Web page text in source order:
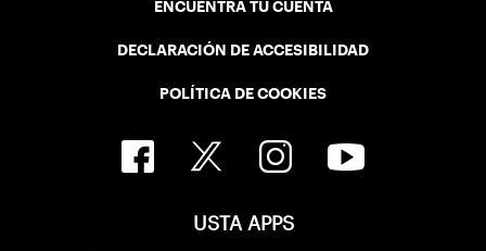
ENCUENTRA TU CUENTA
DECLARACIÓN DE ACCESIBILIDAD
POLÍTICA DE COOKIES
USTA APPS